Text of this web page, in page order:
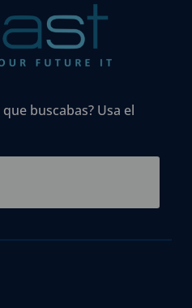
buscabas? Usa el